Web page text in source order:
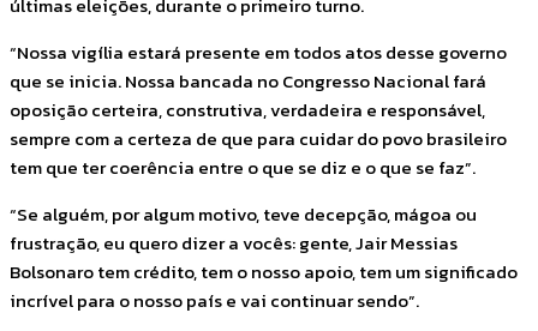
“Nossa vigília estará presente em todos atos desse governo
que se inicia. Nossa bancada no Congresso Nacional fará
oposição certeira, construtiva, verdadeira e responsável,
sempre com a certeza de que para cuidar do povo brasileiro
tem que ter coerência entre o que se diz e o que se faz”.
“Se alguém, por algum motivo, teve decepção, mágoa ou
frustração, eu quero dizer a vocês: gente, Jair Messias
Bolsonaro tem crédito, tem o nosso apoio, tem um significado
incrível para o nosso país e vai continuar sendo”.